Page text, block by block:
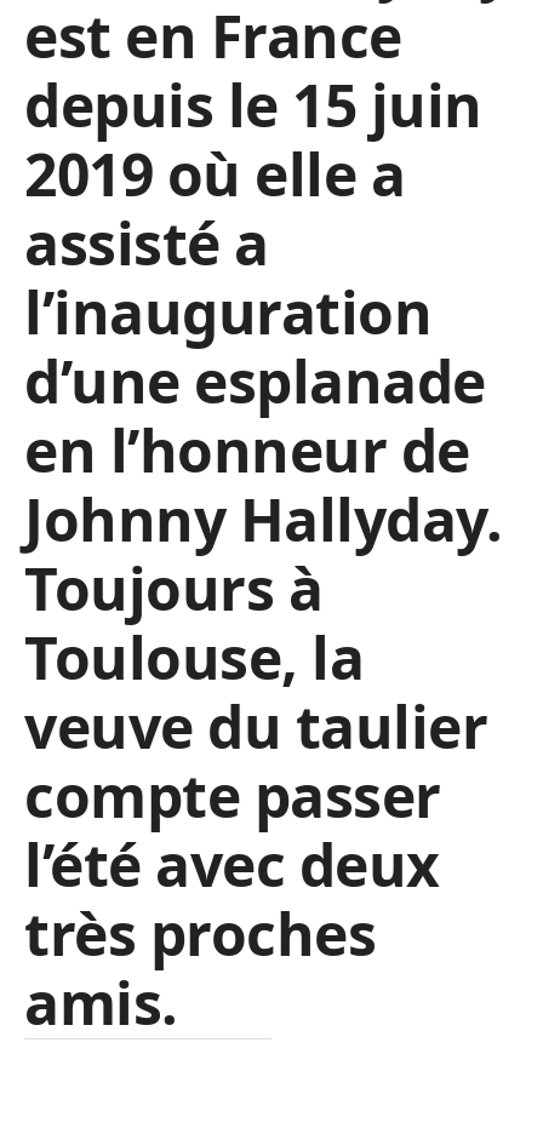
est en France
depuis le 15 juin
2019 où elle a
assisté a
l’inauguration
d’une esplanade
en l’honneur de
Johnny Hallyday.
Toujours à
Toulouse, la
veuve du taulier
compte passer
l’été avec deux
très proches
amis.